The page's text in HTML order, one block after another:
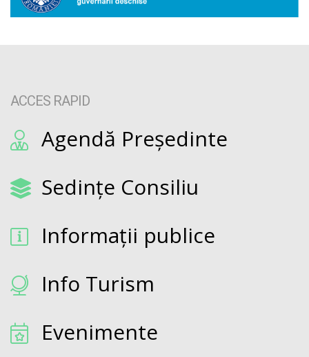
ACCES RAPID
Agendă Președinte
Sedințe Consiliu
Informații publice
Info Turism
Evenimente